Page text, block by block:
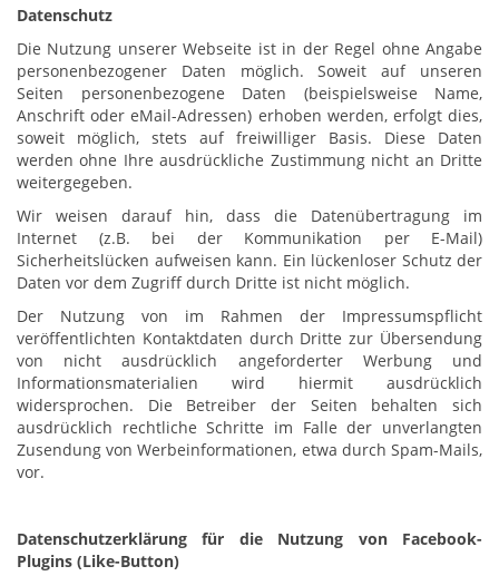
Datenschutz
Die Nutzung unserer Webseite ist in der Regel ohne Angabe
personenbezogener Daten möglich. Soweit auf unseren
Seiten personenbezogene Daten (beispielsweise Name,
Anschrift oder eMail-Adressen) erhoben werden, erfolgt dies,
soweit möglich, stets auf freiwilliger Basis. Diese Daten
werden ohne Ihre ausdrückliche Zustimmung nicht an Dritte
weitergegeben.
Wir weisen darauf hin, dass die Datenübertragung im
Internet (z.B. bei der Kommunikation per E-Mail)
Sicherheitslücken aufweisen kann. Ein lückenloser Schutz der
Daten vor dem Zugriff durch Dritte ist nicht möglich.
Der Nutzung von im Rahmen der Impressumspflicht
veröffentlichten Kontaktdaten durch Dritte zur Übersendung
von nicht ausdrücklich angeforderter Werbung und
Informationsmaterialien wird hiermit ausdrücklich
widersprochen. Die Betreiber der Seiten behalten sich
ausdrücklich rechtliche Schritte im Falle der unverlangten
Zusendung von Werbeinformationen, etwa durch Spam-Mails,
vor.
Datenschutzerklärung für die Nutzung von Facebook-
Plugins (Like-Button)